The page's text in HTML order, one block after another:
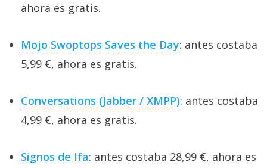
ahora es gratis.
Mojo Swoptops Saves the Day: antes costaba
5,99 €, ahora es gratis.
Conversations (Jabber / XMPP): antes costaba
4,99 €, ahora es gratis.
Signos de Ifa: antes costaba 28,99 €, ahora es